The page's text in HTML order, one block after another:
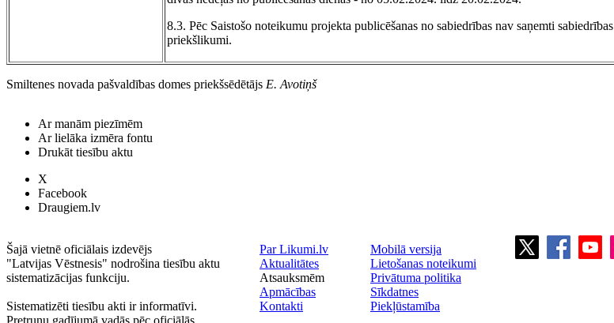
8.3. Pēc Saistošo noteikumu projekta publicēšanas no sabiedrības nav saņemti sabiedrības
priekšlikumi.
Smiltenes novada pašvaldības domes priekšsēdētājs E. Avotiņš
Ar manām piezīmēm
Ar lielāka izmēra fontu
Drukāt tiesību aktu
X
Facebook
Draugiem.lv
Šajā vietnē oficiālais izdevējs
"Latvijas Vēstnesis" nodrošina tiesību aktu
sistematizācijas funkciju.
Sistematizēti tiesību akti ir informatīvi.
Pretrunu gadījumā vadās pēc oficiālās
Par Likumi.lv
Aktualitātes
Atsauksmēm
Apmācības
Kontakti
Mobilā versija
Lietošanas noteikumi
Privātuma politika
Sīkdatnes
Piekļūstamība